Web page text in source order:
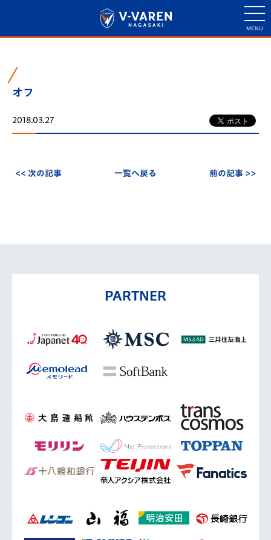
オフ
2018.03.27
<< 次の記事 一覧へ戻る 前の記事 >>
PARTNER